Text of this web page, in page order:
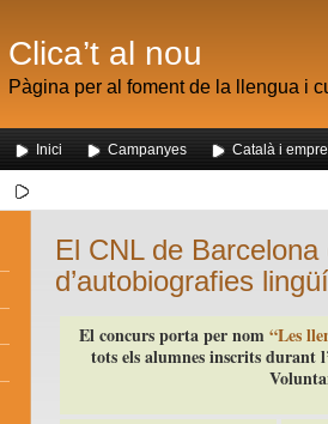
Clica’t al nou
Pàgina per al foment de la llengua i
Inici Campanyes Català i
El CNL de
d’autobiografies
El concurs porta per nom“Les
tots els alumnes inscrits durant